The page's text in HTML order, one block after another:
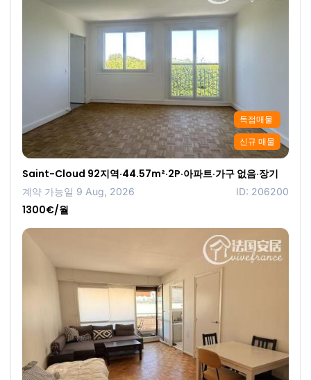
독점매물
신규 매물
Saint-Cloud 92지역·44.57m²·2P·아파트·가구 없음·장기
계약 가능일 9 Aug, 2026 ID: 206200
1300€/월